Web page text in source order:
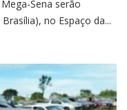
Sena serão
no Espaço da...